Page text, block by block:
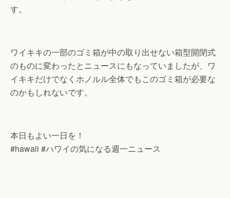
す。
ワイキキの一部のゴミ箱が中の取り出せない箱型開閉式
のものに変わったとニュースにもなっていましたが、ワ
イキキだけでなくホノルル全体でもこのゴミ箱が必要な
のかもしれないです。
本日もよい一日を！
#hawaii #ハワイの気になる週一ニュース